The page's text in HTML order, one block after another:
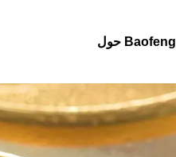
حول Baofeng